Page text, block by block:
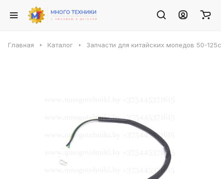
Главная Каталог Запчасти для китайских мопедов 50-